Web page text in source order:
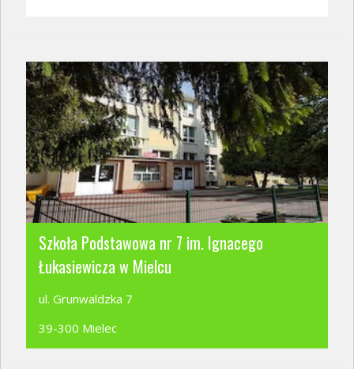
Szkoła Podstawowa nr 7 im. Ignacego
Łukasiewicza w Mielcu
ul. Grunwaldzka 7
39-300 Mielec